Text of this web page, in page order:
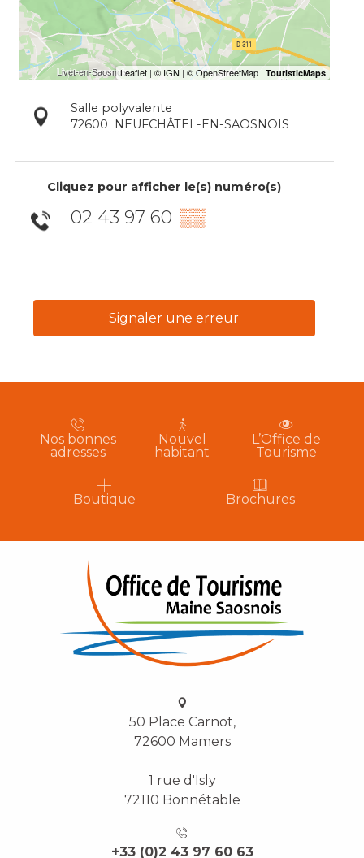
Salle polyvalente
72600
NEUFCHÂTEL-EN-SAOSNOIS
Cliquez pour afficher le(s) numéro(s)
02 43 97 60 ▒▒
Signaler une erreur
Nos bonnes
adresses
Nouvel
habitant
L’Office de
Tourisme
Boutique Brochures
50 Place Carnot,
72600 Mamers
1 rue d'Isly
72110 Bonnétable
+33 (0)2 43 97 60 63